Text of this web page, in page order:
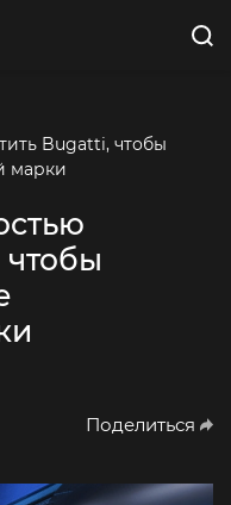
Bugatti, чтобы
марки
чтобы
Поделиться